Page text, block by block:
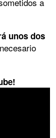
unos dos
necesario